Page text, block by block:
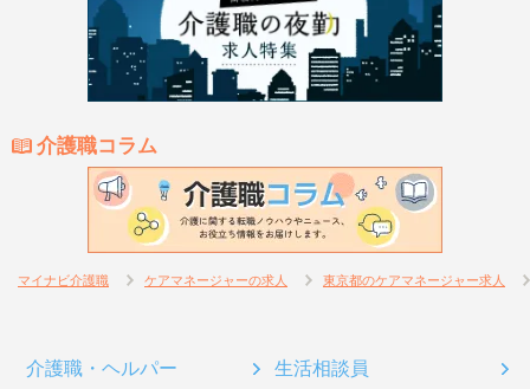
介護職コラム
マイナビ介護職 ケアマネージャーの求人 東京都のケアマネージャー求人
介護職・ヘルパー 生活相談員